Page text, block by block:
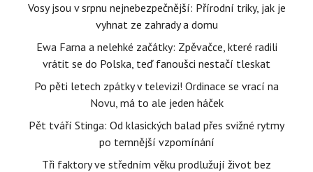
Vosy jsou v srpnu nejnebezpečnější: Přírodní triky, jak je
vyhnat ze zahrady a domu
Ewa Farna a nelehké začátky: Zpěvačce, které radili
vrátit se do Polska, teď fanoušci nestačí tleskat
Po pěti letech zpátky v televizi! Ordinace se vrací na
Novu, má to ale jeden háček
Pět tváří Stinga: Od klasických balad přes svižné rytmy
po temnější vzpomínání
Tři faktory ve středním věku prodlužují život bez